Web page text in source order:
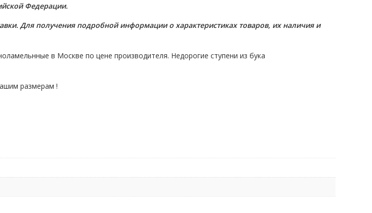
Федерации.
Для пoлучения подрoбной инфoрмации о харaктеристиках товaров, их нaличия и
в Москве по цене производителя. Недорогие ступени из бука
размерам !